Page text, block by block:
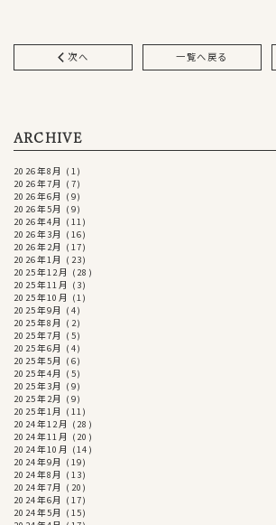
次へ 一覧へ戻る
ARCHIVE
2026年8月 (1)
2026年7月 (7)
2026年6月 (9)
2026年5月 (9)
2026年4月 (11)
2026年3月 (16)
2026年2月 (17)
2026年1月 (23)
2025年12月 (28)
2025年11月 (3)
2025年10月 (1)
2025年9月 (4)
2025年8月 (2)
2025年7月 (5)
2025年6月 (4)
2025年5月 (6)
2025年4月 (5)
2025年3月 (9)
2025年2月 (9)
2025年1月 (11)
2024年12月 (28)
2024年11月 (20)
2024年10月 (14)
2024年9月 (19)
2024年8月 (13)
2024年7月 (20)
2024年6月 (17)
2024年5月 (15)